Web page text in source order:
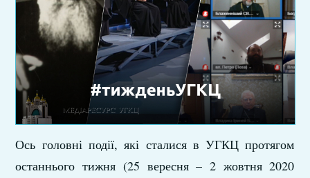
Ось головні події, які сталися в УГКЦ протягом
останнього тижня (25 вересня – 2 жовтня 2020